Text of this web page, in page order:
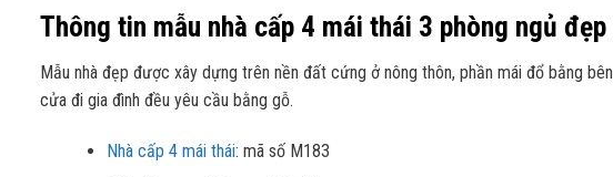
Thông tin mẫu nhà cấp 4 mái thái 3 phòng ngủ đẹp
Mẫu nhà đẹp được xây dựng trên nền đất cứng ở nông thôn, phần mái đổ bằng
cửa đi gia đình đều yêu cầu bằng gỗ.
Nhà cấp 4 mái thái: mã số M183